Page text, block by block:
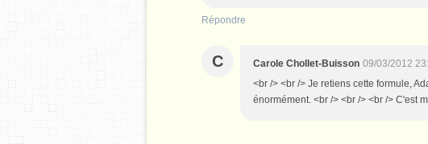
Répondre
C Carole Chollet-Buisson 09/03/2012
<br /> <br /> Je retiens cette formule,
énormément. <br /> <br /> <br /> C'est